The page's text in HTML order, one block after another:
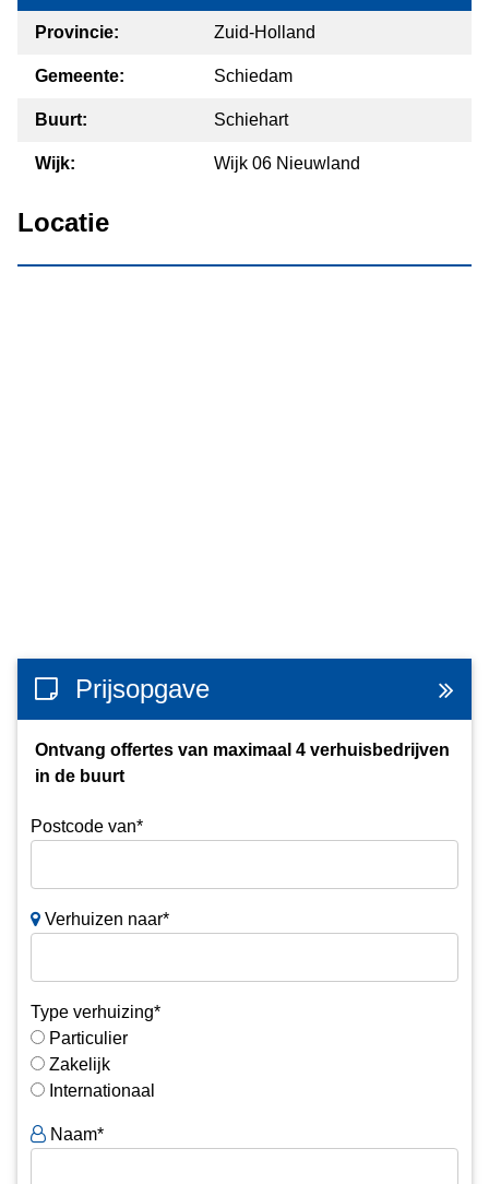
Provincie: Zuid-Holland
Gemeente: Schiedam
Buurt: Schiehart
Wijk: Wijk 06 Nieuwland
Locatie
Prijsopgave
Ontvang offertes van maximaal 4 verhuisbedrijven
in de buurt
Postcode van*
Verhuizen naar*
Type verhuizing*
Particulier
Zakelijk
Internationaal
Naam*